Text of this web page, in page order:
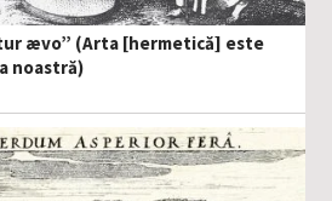
ævo” (Arta [hermetică] este
noastră)